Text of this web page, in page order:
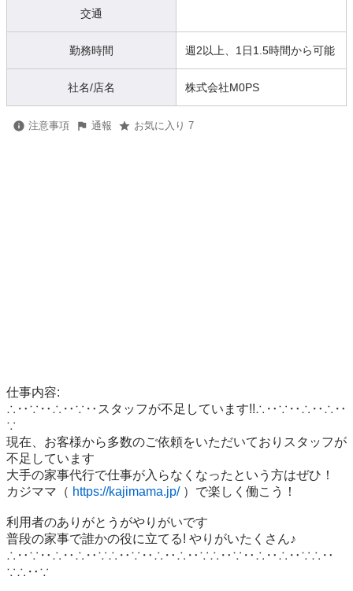
交通
勤務時間 週2以上、1日1.5時間から可能
社名/店名 株式会社M0PS
注意事項 通報 お気に入り 7
仕事内容:
∴‥∵‥∴‥∵‥スタッフが不足しています!!∴‥∵‥∴‥∴‥
∵
現在、お客様から多数のご依頼をいただいておりスタッフが
不足しています
大手の家事代行で仕事が入らなくなったという方はぜひ！
カジママ（ https://kajimama.jp/ ）で楽しく働こう！
利用者のありがとうがやりがいです
普段の家事で誰かの役に立てる! やりがいたくさん♪
∴‥∵‥∴‥∴‥∵∴‥∵‥∴‥∴‥∵∴‥∵‥∴‥∴‥∵∴‥
∵∴‥∵